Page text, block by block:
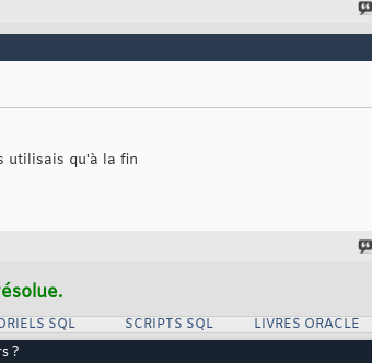
utilisais qu'à la fin
SQL SCRIPTS SQL LIVRES ORACLE
?